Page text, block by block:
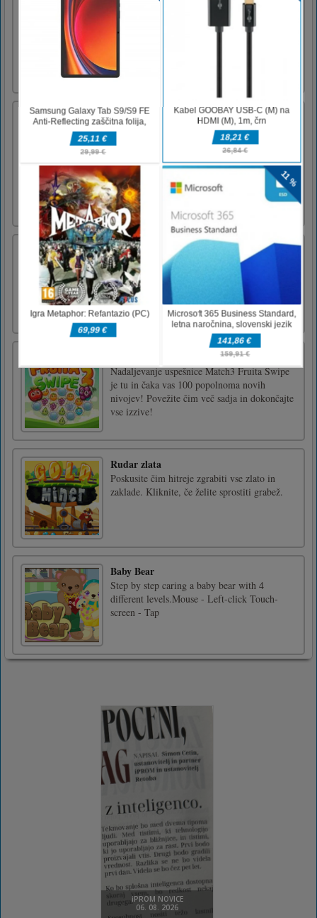
To je zanimiva uganka s fotografijami z
božično temo. V tej igri boste našli nekaj
premešanih črk in fotografij. Najprej
tapnite isto sliko.Za igranje uporabite miško
ali sledilno ploščico.
Razvrščanje hrane: Združi sestavljanka
Food Sort: Merge Puzzle je pravzaprav
uganka z združevanjem namesto uganke za
razvrščanje. Dovoljeno vam je, da izberete
Merge BBQ in Merge Food z 28 stopnjami.
Po ciljnem elementu morate v omejenem času
združiti navedene elemente s ciljnim. Ne
pozabite uporabiti Zamenjaj, Stolpc [...]
Azteški kockasti zaklad
Aztec Cubes Treasure je brezplačna arkadna
igra. Ste nostalgični brezčasnega Tetrisa. Na
pravem ste mestu. Spustite padajoče bloke in
dopolnite vodoravne črte.Uporabite puščične
tipke za premikanje ali dotik zaslona!
Nadaljevanje uspešnice Match3 Fruita Swipe
je tu in čaka vas 100 popolnoma novih
nivojev! Povežite čim več sadja in dokončajte
vse izzive!
Rudar zlata
Poskusite čim hitreje zgrabiti vse zlato in
zaklade. Kliknite, če želite sprostiti grabež.
Baby Bear
Step by step caring a baby bear with 4
different levels.Mouse - Left-click Touch-
screen - Tap